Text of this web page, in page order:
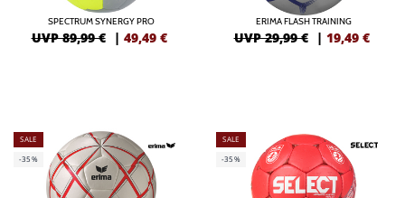
SPECTRUM SYNERGY PRO
UVP 89,99 € | 49,49 €
ERIMA FLASH TRAINING
UVP 29,99 € | 19,49 €
SALE
-35%
SALE
-35%